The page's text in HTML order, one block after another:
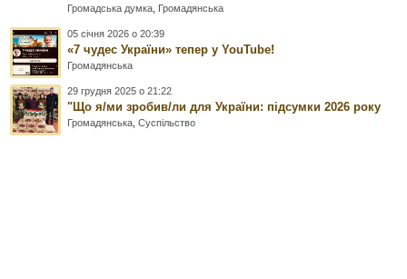
Громадська думка Громадянська
05 січня 2026 о 20:39
«7 чудес України» тепер у YouTube!
Громадянська
29 грудня 2025 о 21:22
"Що я/ми зробив/ли для України: підсумки 2026 року
Громадянська ,Суспільство